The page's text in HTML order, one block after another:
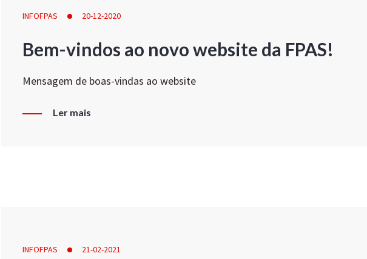
INFOFPAS 20-12-2020
Bem-vindos ao novo website da FPAS!
Mensagem de boas-vindas ao website
Ler mais
INFOFPAS 21-02-2021